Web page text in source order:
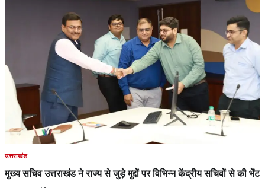
उत्तराखंड
मुख्य सचिव उत्तराखंड ने राज्य से जुड़े मुद्दों पर विभिन्न केंद्रीय सचिवों से की भेंट